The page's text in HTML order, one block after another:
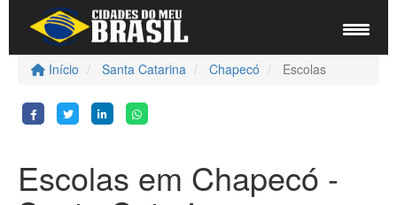
Início Santa Catarina Chapecó Escolas
Escolas em Chapecó -